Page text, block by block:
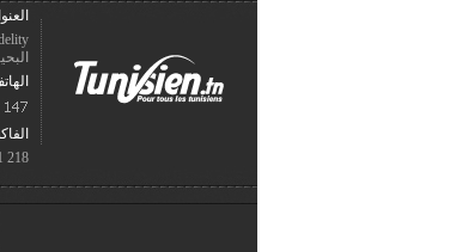
البحيرة 1053 تونس –
218 961 71 (216+)